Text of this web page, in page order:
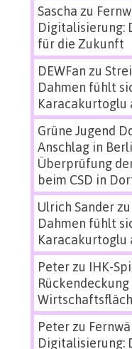
Sascha zu
Digitalisierung:
für die Zukunft
DEWFan zu
Dahmen fühlt
Karacakurtoglu
Grüne Jugend
Anschlag in
Überprüfung
beim CSD in
Ulrich Sanderzu
Dahmen fühlt
Karacakurtoglu
Peterzu IHK-
Peterzu
Digitalisierung: